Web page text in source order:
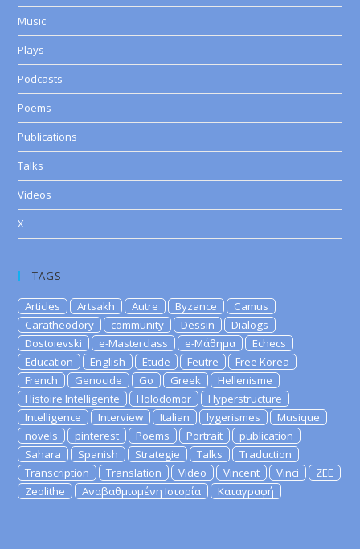
Music
Plays
Podcasts
Poems
Publications
Talks
Videos
X
TAGS
Articles Artsakh Autre Byzance
Camus
Caratheodory
community Dessin
Dialogs
Dostoievski
e-Masterclass e-Μάθημα
Echecs
Education
English Etude Feutre
Free Korea
French
Genocide Go Greek
Hellenisme
Histoire Intelligente
Holodomor
Hyperstructure
Intelligence
Interview Italian lygerismes
Musique
novels
pinterest Poems Portrait
publication
Sahara
Spanish Strategie Talks
Traduction
Transcription
Translation Video Vincent Vinci
ZEE
Zeolithe
Αναβαθμισμένη Ιστορία Καταγραφή